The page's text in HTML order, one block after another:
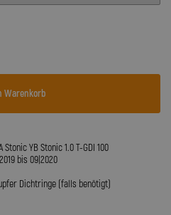
Warenkorb
YB Stonic 1.0 T-GDI 100
bis 09|2020
Dichtringe (falls benötigt)